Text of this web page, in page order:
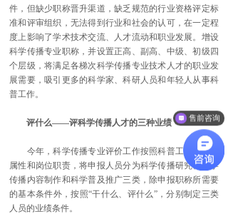
件，但缺少职称晋升渠道，缺乏规范的行业资格评定标
准和评审组织，无法得到行业和社会的认可，在一定程
度上影响了学术技术交流、人才流动和职业发展。增设
科学传播专业职称，并设置正高、副高、中级、初级四
个层级，将满足各梯次科学传播专业技术人才的职业发
展需要，吸引更多的科学家、科研人员和年轻人从事科
普工作。
评什么——评科学传播人才的三种业绩
今年，科学传播专业评价工作按照科普工作的职业
属性和岗位职责，将申报人员分为科学传播研究、科学
传播内容制作和科学普及推广三类，除申报职称所需要
的基本条件外，按照“干什么、评什么”，分别制定三类
人员的业绩条件。
售前咨询